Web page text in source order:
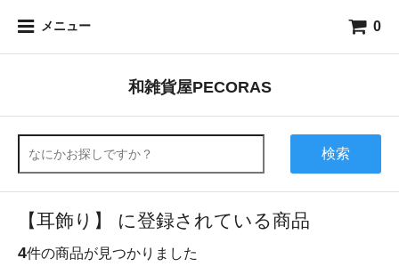
メニュー 0
和雑貨屋PECORAS
検索
【耳飾り】 に登録されている商品
4件の商品が見つかりました